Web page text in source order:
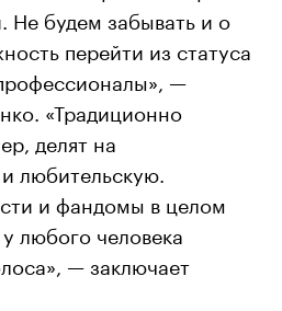
Не будем забывать и о
перейти из статуса
—
«Традиционно
делят на
любительскую.
и фандомы в целом
любого человека
— заключает